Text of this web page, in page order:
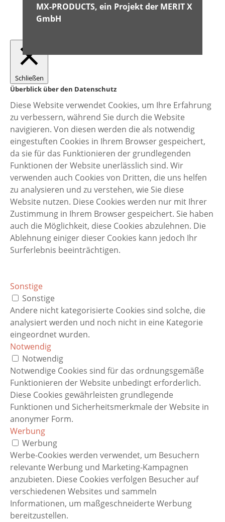
MX-PRODUCTS, ein Projekt der MERIT X
GmbH
Schließen
Überblick über den Datenschutz
Diese Website verwendet Cookies, um Ihre Erfahrung
zu verbessern, während Sie durch die Website
navigieren. Von diesen werden die als notwendig
eingestuften Cookies in Ihrem Browser gespeichert,
da sie für das Funktionieren der grundlegenden
Funktionen der Website unerlässlich sind. Wir
verwenden auch Cookies von Dritten, die uns helfen
zu analysieren und zu verstehen, wie Sie diese
Website nutzen. Diese Cookies werden nur mit Ihrer
Zustimmung in Ihrem Browser gespeichert. Sie haben
auch die Möglichkeit, diese Cookies abzulehnen. Die
Ablehnung einiger dieser Cookies kann jedoch Ihr
Surferlebnis beeinträchtigen.
Sonstige
Sonstige
Andere nicht kategorisierte Cookies sind solche, die
analysiert werden und noch nicht in eine Kategorie
eingeordnet wurden.
Notwendig
Notwendig
Notwendige Cookies sind für das ordnungsgemäße
Funktionieren der Website unbedingt erforderlich.
Diese Cookies gewährleisten grundlegende
Funktionen und Sicherheitsmerkmale der Website in
anonymer Form.
Werbung
Werbung
Werbe-Cookies werden verwendet, um Besuchern
relevante Werbung und Marketing-Kampagnen
anzubieten. Diese Cookies verfolgen Besucher auf
verschiedenen Websites und sammeln
Informationen, um maßgeschneiderte Werbung
bereitzustellen.